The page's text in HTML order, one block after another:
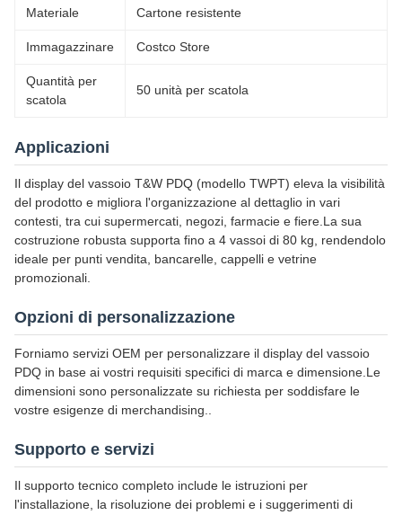
Materiale Cartone resistente
Immagazzinare Costco Store
Quantità per
scatola
50 unità per scatola
Applicazioni
Il display del vassoio T&W PDQ (modello TWPT) eleva la visibilità
del prodotto e migliora l'organizzazione al dettaglio in vari
contesti, tra cui supermercati, negozi, farmacie e fiere.La sua
costruzione robusta supporta fino a 4 vassoi di 80 kg, rendendolo
ideale per punti vendita, bancarelle, cappelli e vetrine
promozionali.
Opzioni di personalizzazione
Forniamo servizi OEM per personalizzare il display del vassoio
PDQ in base ai vostri requisiti specifici di marca e dimensione.Le
dimensioni sono personalizzate su richiesta per soddisfare le
vostre esigenze di merchandising..
Supporto e servizi
Il supporto tecnico completo include le istruzioni per
l'installazione, la risoluzione dei problemi e i suggerimenti di